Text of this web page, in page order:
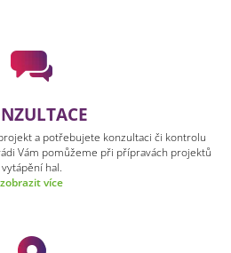
a potřebujete konzultaci či kontrolu
Vám pomůžeme při přípravách projektů
vytápění hal.
zobrazit více